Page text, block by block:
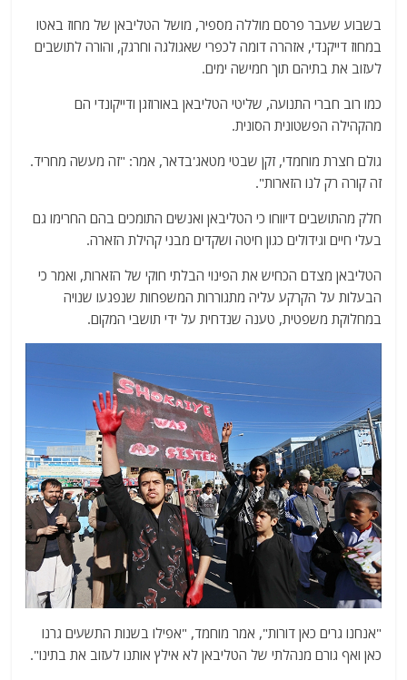
k
בשבוע שעבר פרסם מוללה מספיר, מושל הטליבאן של מחוז באטו
במחוז דייקנדי, אזהרה דומה לכפרי שאגולגה וחרגק, והורה לתושבים
לעזוב את בתיהם תוך חמישה ימים.
כמו רוב חברי התנועה, שליטי הטליבאן באורוזגן ודייקונדי הם
מהקהילה הפשטונית הסונית.
גולם חצרת מוחמדי, זקן שבטי מטאג'בדאר, אמר: "זה מעשה מחריד.
זה קורה רק לנו הזארות".
חלק מהתושבים דיווחו כי הטליבאן ואנשים התומכים בהם החרימו גם
בעלי חיים וגידולים כגון חיטה ושקדים מבני קהילת הזארה.
הטליבאן מצדם הכחיש את הפינוי הבלתי חוקי של הזארות, ואמר כי
הבעלות על הקרקע עליה מתגוררות המשפחות שנפגעו שנויה
במחלוקת משפטית, טענה שנדחית על ידי תושבי המקום.
"אנחנו גרים כאן דורות", אמר מוחמד, "אפילו בשנות התשעים גרנו
כאן ואף גורם מנהלתי של הטליבאן לא אילץ אותנו לעזוב את בתינו".